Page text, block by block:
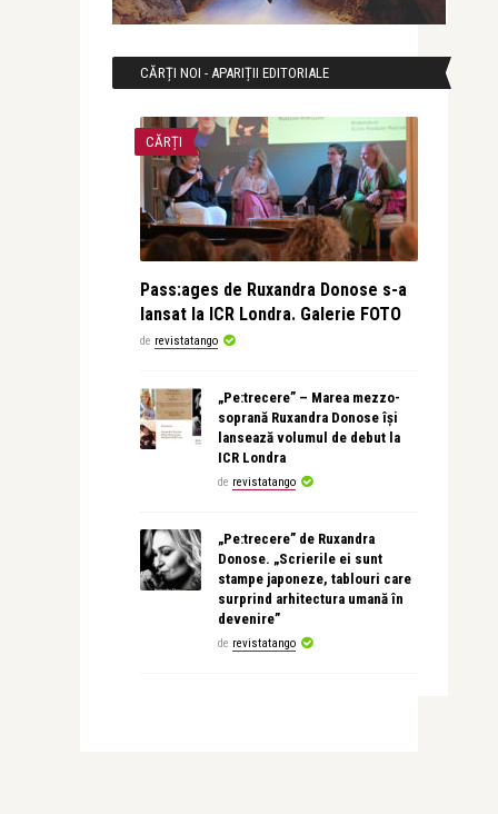
CĂRȚI NOI - APARIȚII EDITORIALE
CĂRȚI
Pass:ages de Ruxandra Donose s-a
lansat la ICR Londra. Galerie FOTO
de revistatango
„Pe:trecere” – Marea mezzo-
soprană Ruxandra Donose își
lansează volumul de debut la
ICR Londra
de revistatango
„Pe:trecere” de Ruxandra
Donose. „Scrierile ei sunt
stampe japoneze, tablouri care
surprind arhitectura umană în
devenire”
de revistatango